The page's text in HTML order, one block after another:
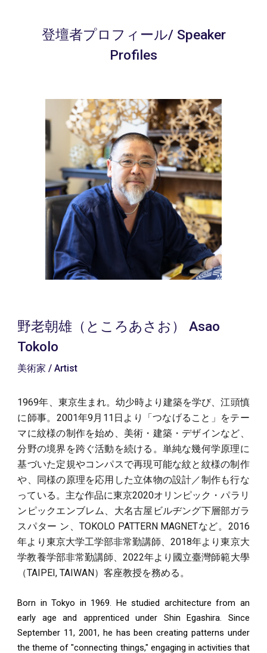
登壇者プロフィール/ Speaker
Profiles
野老朝雄（ところあさお） Asao
Tokolo
美術家 / Artist
1969年、東京生まれ。幼少時より建築を学び、江頭慎
に師事。2001年9月11日より「つなげること」をテー
マに紋様の制作を始め、美術・建築・デザインなど、
分野の境界を跨ぐ活動を続ける。単純な幾何学原理に
基づいた定規やコンパスで再現可能な紋と紋様の制作
や、同様の原理を応用した立体物の設計／制作も行な
っている。主な作品に東京2020オリンピック・パラリ
ンピックエンブレム、大名古屋ビルヂング下層部ガラ
スパター ン、TOKOLO PATTERN MAGNETなど。2016
年より東京大学工学部非常勤講師、2018年より東京大
学教養学部非常勤講師、2022年より國立臺灣師範大學
（TAIPEI, TAIWAN）客座教授を務める。
Born in Tokyo in 1969. He studied architecture from an
early age and apprenticed under Shin Egashira. Since
September 11, 2001, he has been creating patterns under
the theme of "connecting things," engaging in activities that